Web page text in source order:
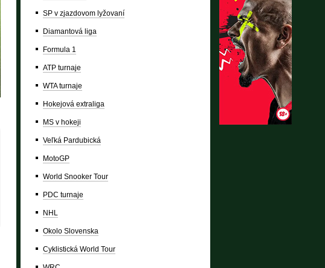
SP v zjazdovom lyžovaní
Diamantová liga
Formula 1
ATP turnaje
WTA turnaje
Hokejová extraliga
MS v hokeji
Veľká Pardubická
MotoGP
World Snooker Tour
PDC turnaje
NHL
Okolo Slovenska
Cyklistická World Tour